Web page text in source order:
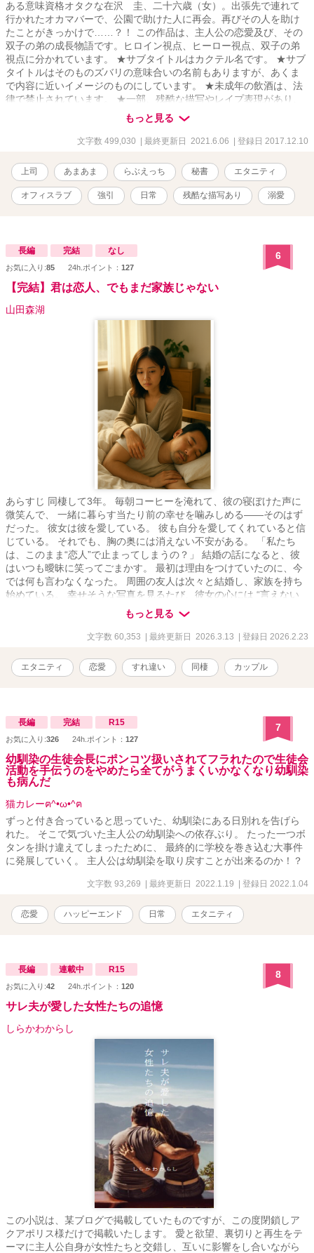
ある意味資格オタクな在沢 圭、二十六歳（女）。出張先で連れて
行かれたオカマバーで、公園で助けた人に再会。再びその人を助け
たことがきっかけで……？！ この作品は、主人公の恋愛及び、その
双子の弟の成長物語です。ヒロイン視点、ヒーロー視点、双子の弟
視点に分かれています。 ★サブタイトルはカクテル名です。 ★サブ
タイトルはそのものズバリの意味合いの名前もありますが、あくま
で内容に近いイメージのものにしています。 ★未成年の飲酒は、法
律で禁止されています。 ★一部、残酷な描写やレイプ表現があり、
サブタイの後ろに★印をつけています。苦手な方はご注意くださ
い。 ★この物語はフィクションです。実在の人物及び団体等とは一
切関係ありません。 ★ｉｆ作品 もしも、あの時◯◯だったら。そう
嫌！」という方は、そのままバックでお願いします。 もちろん条件
付きです。 ★条件１ 圭が泪と出会う前であること。 ★条件２ 出会
っていても、泪に恋愛感情がないこと。 などです。 一部近親相姦が
あります。苦手な方はご注意ください。
もっと見る
文字数 499,030 | 最終更新日 2021.6.06 | 登録日 2017.12.10
上司 あまあま らぶえっち 秘書 エタニティ
オフィスラブ 強引 日常 残酷な描写あり 溺愛
長編 完結 なし
お気に入り:85 24h.ポイント： 127
6
【完結】君は恋人、でもまだ家族じゃない
山田森湖
あらすじ 同棲して3年。 毎朝コーヒーを淹れて、彼の寝ぼけた声に
微笑んで、 一緒に暮らす当たり前の幸せを噛みしめる——そのはず
だった。 彼女は彼を愛している。 彼も自分を愛してくれていると信
じている。 それでも、胸の奥には消えない不安がある。 「私たち
は、このまま“恋人”で止まってしまうの？」 結婚の話になると、彼
はいつも曖昧に笑ってごまかす。 最初は理由をつけていたのに、今
では何も言わなくなった。 周囲の友人は次々と結婚し、家族を持ち
始めている。 幸せそうな写真を見るたび、彼女の心には “言えない
言葉”だけが増えていく。 愛している。 でも、それだけでは前に進
めない。 同棲という甘い日常の裏で、 少しずつ、確かにズレ始めて
いるふたりの未来。 このまま時間に流されるだけの恋なのか、 それ
彼女は初めて「涙が出そうな夜」を迎えていた。
もっと見る
文字数 60,353 | 最終更新日 2026.3.13 | 登録日 2026.2.23
エタニティ 恋愛 すれ違い 同棲 カップル
長編 完結 R15
お気に入り:326 24h.ポイント： 127
7
幼馴染の生徒会長にポンコツ扱いされてフラれたので生徒会
活動を手伝うのをやめたら全てがうまくいかなくなり幼馴染
も病んだ
猫カレーฅ^•ω•^ฅ
ずっと付き合っていると思っていた、幼馴染にある日別れを告げら
れた。 そこで気づいた主人公の幼馴染への依存ぶり。 たった一つボ
タンを掛け違えてしまったために、 最終的に学校を巻き込む大事件
に発展していく。 主人公は幼馴染を取り戻すことが出来るのか！？
文字数 93,269 | 最終更新日 2022.1.19 | 登録日 2022.1.04
恋愛 ハッピーエンド 日常 エタニティ
長編 連載中 R15
お気に入り:42 24h.ポイント： 120
8
サレ夫が愛した女性たちの追憶
しらかわからし
この小説は、某ブログで掲載していたものですが、この度閉鎖しア
クアポリス様だけで掲載いたします。 愛と欲望、裏切りと再生をテ
ーマに主人公自身が女性たちと交錯し、互いに影響をし合いながら